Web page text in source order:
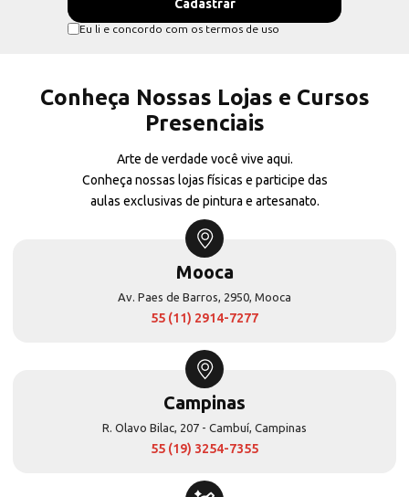
Eu li e concordo com os termos de uso
Conheça Nossas Lojas e Cursos
Presenciais
Arte de verdade você vive aqui.
Conheça nossas lojas físicas e participe das
aulas exclusivas de pintura e artesanato.
Mooca
Av. Paes de Barros, 2950, Mooca
55 (11) 2914-7277
Campinas
R. Olavo Bilac, 207 - Cambuí, Campinas
55 (19) 3254-7355